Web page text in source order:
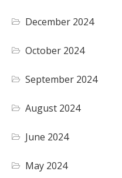
December 2024
October 2024
September 2024
August 2024
June 2024
May 2024